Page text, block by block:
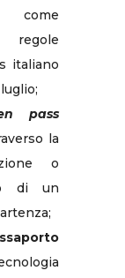
come
regole
italiano
pass
la
o
o di un